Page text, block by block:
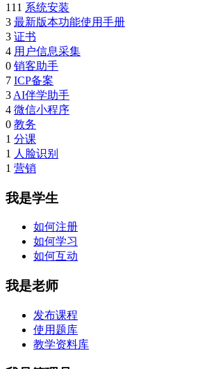
111 系统安装
3 最新版本功能使用手册
3 证书
4 用户信息采集
0 销客助手
7 ICP备案
3 AI伴学助手
4 微信小程序
0 教务
1 分课
1 人脸识别
1 营销
我是学生
如何注册
如何学习
如何互动
我是老师
发布课程
使用题库
教学资料库